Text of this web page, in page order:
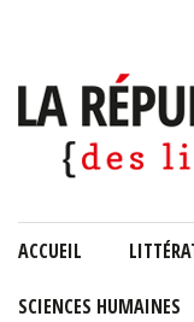
ACCUEIL
SCIENCES HUMAINES